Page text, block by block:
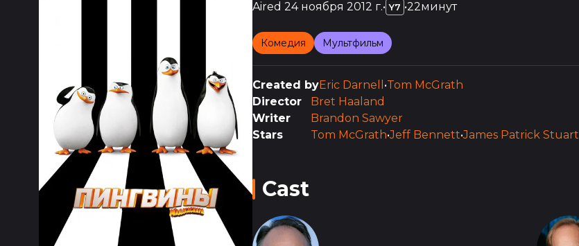
Aired 24 ноября 2012 г.• Y7 •22минут
Комедия Мультфильм
Created byEric Darnell •Tom McGrath
Director
Bret Haaland
Writer
Brandon Sawyer
Stars
Tom McGrath•Jeff Bennett•James Patrick Stuart
Cast